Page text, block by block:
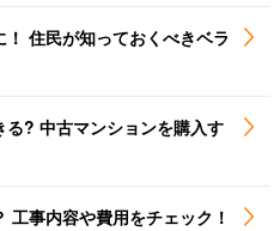
住民が知っておくべきベラ
? 中古マンションを購入す
事内容や費用をチェック！